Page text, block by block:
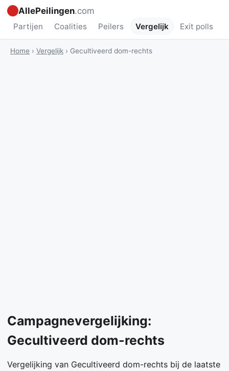
AllePeilingen.com
Partijen Coalities Peilers Vergelijk Exit polls
Home › Vergelijk › Gecultiveerd dom-rechts
Campagnevergelijking:
Gecultiveerd dom-rechts
Vergelijking van Gecultiveerd dom-rechts bij de laatste